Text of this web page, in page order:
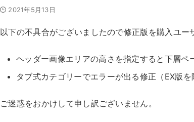
2021年5月13日
以下の不具合がございましたので修正版を購入ユー
ヘッダー画像エリアの高さを指定すると下層ペ
タブ式カテゴリーでエラーが出る修正（EX版を
ご迷惑をおかけして申し訳ございません。